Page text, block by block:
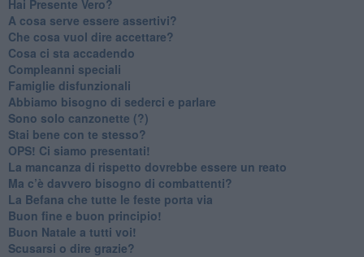
​Hai Presente Vero?
A cosa serve essere assertivi?
​Che cosa vuol dire accettare?
​Cosa ci sta accadendo
​Compleanni speciali
​Famiglie disfunzionali
​Abbiamo bisogno di sederci e parlare
Sono solo canzonette (?)
​Stai bene con te stesso?
​OPS! Ci siamo presentati!
​La mancanza di rispetto dovrebbe essere un reato
​Ma c’è davvero bisogno di combattenti?
​La Befana che tutte le feste porta via
Buon fine e buon principio!
​Buon Natale a tutti voi!
​Scusarsi o dire grazie?